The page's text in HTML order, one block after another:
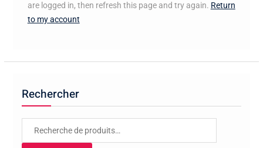
are logged in, then refresh this page and try again. Return
to my account
Rechercher